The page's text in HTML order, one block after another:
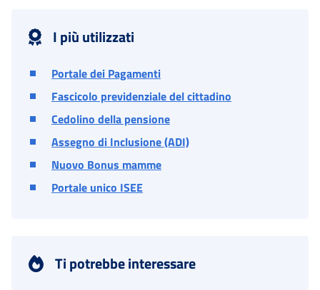
I più utilizzati
Portale dei Pagamenti
Fascicolo previdenziale del cittadino
Cedolino della pensione
Assegno di Inclusione (ADI)
Nuovo Bonus mamme
Portale unico ISEE
Ti potrebbe interessare